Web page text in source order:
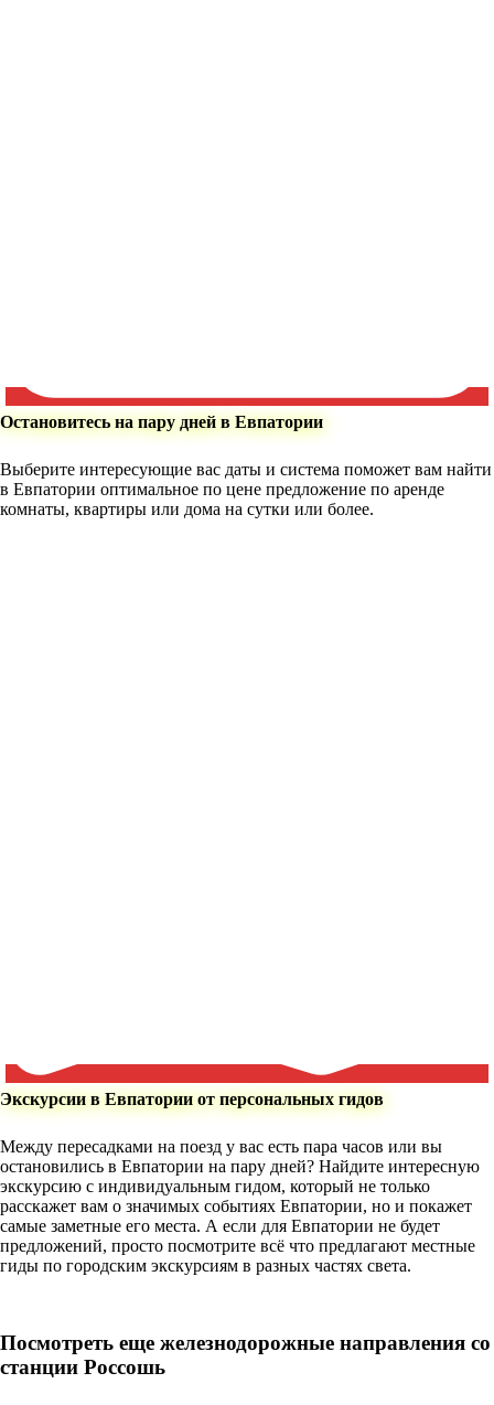
Остановитесь на пару дней в Евпатории
Выберите интересующие вас даты и система поможет вам найти
в Евпатории оптимальное по цене предложение по аренде
комнаты, квартиры или дома на сутки или более.
Экскурсии в Евпатории от персональных гидов
Между пересадками на поезд у вас есть пара часов или вы
остановились в Евпатории на пару дней? Найдите интересную
экскурсию с индивидуальным гидом, который не только
расскажет вам о значимых событиях Евпатории, но и покажет
самые заметные его места. А если для Евпатории не будет
предложений, просто посмотрите всё что предлагают местные
гиды по городским экскурсиям в разных частях света.
Посмотреть еще железнодорожные направления со
станции Россошь